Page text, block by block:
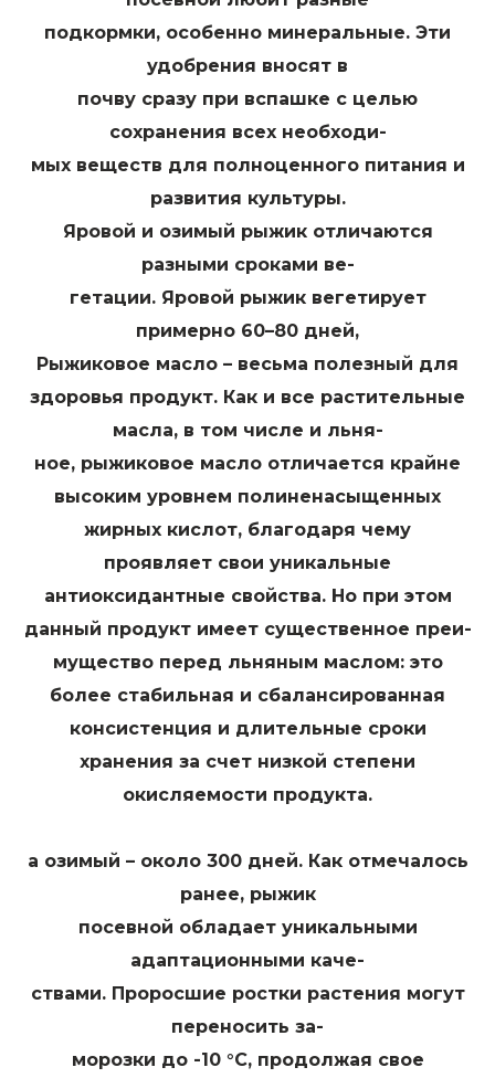
подкормки, особенно минеральные. Эти
удобрения вносят в
почву сразу при вспашке с целью
сохранения всех необходи-
мых веществ для полноценного питания и
развития культуры.
Яровой и озимый рыжик отличаются
разными сроками ве-
гетации. Яровой рыжик вегетирует
примерно 60–80 дней,
Рыжиковое масло – весьма полезный для
здоровья продукт. Как и все растительные
масла, в том числе и льня-
ное, рыжиковое масло отличается крайне
высоким уровнем полиненасыщенных
жирных кислот, благодаря чему
проявляет свои уникальные
антиоксидантные свойства. Но при этом
данный продукт имеет существенное преи-
мущество перед льняным маслом: это
более стабильная и сбалансированная
консистенция и длительные сроки
хранения за счет низкой степени
окисляемости продукта.
а озимый – около 300 дней. Как отмечалось
ранее, рыжик
посевной обладает уникальными
адаптационными каче-
ствами. Проросшие ростки растения могут
переносить за-
морозки до -10 °С, продолжая свое